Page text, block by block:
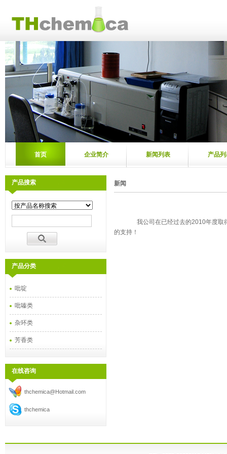
首页 企业简介 新闻列表 产品
产品搜索
产品分类
吡啶
吡嗪类
杂环类
芳香类
在线咨询
thchemica@Hotmail.com
thchemica
新闻
我公司在已经过去的2010年度取
的支持！